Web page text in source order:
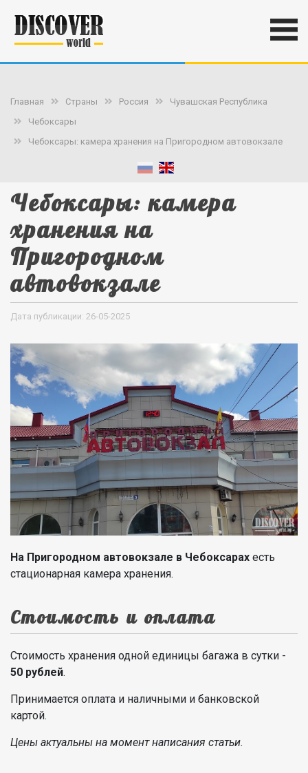
Главная Страны Россия
Чувашская Республика
Чебоксары
Чебоксары: камера хранения на Пригородном автовокзале
Чебоксары: камера
хранения на
Пригородном
автовокзале
Дата публикации: 26-05-2025
На Пригородном автовокзале в Чебоксарах есть
стационарная камера хранения.
Стоимость и оплата
Стоимость хранения одной единицы багажа в сутки -
50 рублей.
Принимается оплата и наличными и банковской
картой.
Цены актуальны на момент написания статьи.